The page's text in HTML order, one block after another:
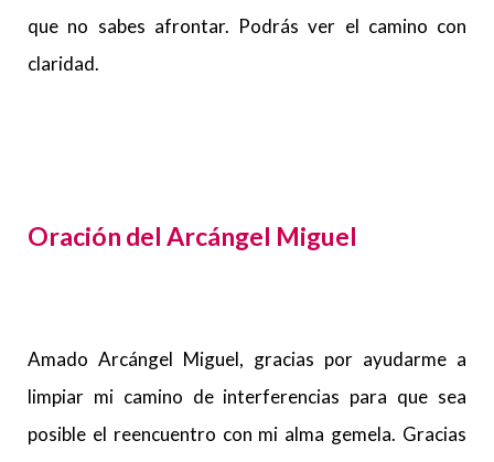
que no sabes afrontar. Podrás ver el camino con
claridad.
Oración del Arcángel Miguel
Amado Arcángel Miguel, gracias por ayudarme a
limpiar mi camino de interferencias para que sea
posible el reencuentro con mi alma gemela. Gracias